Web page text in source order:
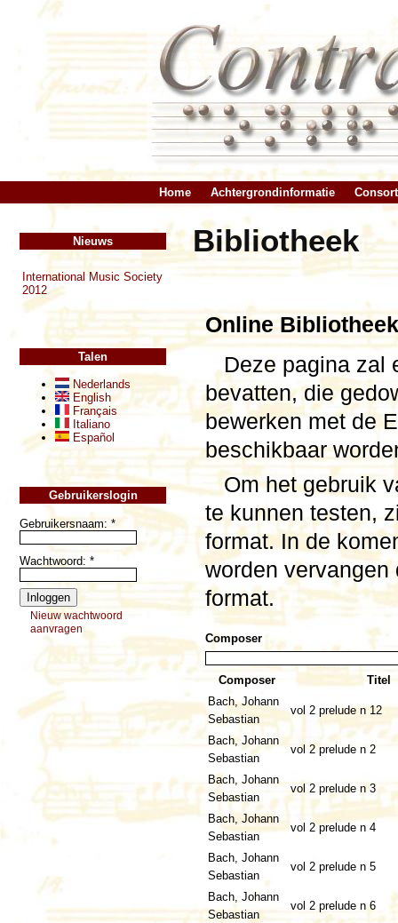
Home Achtergrondinformatie
Nieuws
International Music Society
2012
Talen
Nederlands
English
Français
Italiano
Español
Gebruikerslogin
Gebruikersnaam: *
Wachtwoord: *
Nieuw wachtwoord
aanvragen
Bibliotheek
Online Bibliotheek
Deze pagina zal
bevatten, die
bewerken met de
beschikbaar
Om het gebruik
te kunnen testen,
format. In de
worden vervangen
format.
Composer
Composer
Titel
Bach, Johann
Sebastian
vol 2 prelude n 12
Bach, Johann
Sebastian
vol 2 prelude n 2
Bach, Johann
Sebastian
vol 2 prelude n 3
Bach, Johann
Sebastian
vol 2 prelude n 4
Bach, Johann
Sebastian
vol 2 prelude n 5
Bach, Johann
Sebastian
vol 2 prelude n 6